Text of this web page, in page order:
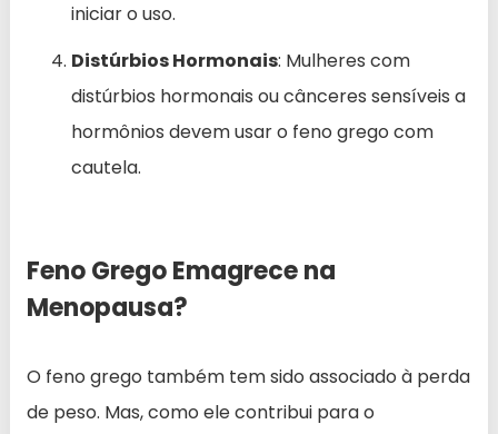
iniciar o uso.
Distúrbios Hormonais: Mulheres com
distúrbios hormonais ou cânceres sensíveis a
hormônios devem usar o feno grego com
cautela.
Feno Grego Emagrece na
Menopausa?
O feno grego também tem sido associado à perda
de peso. Mas, como ele contribui para o